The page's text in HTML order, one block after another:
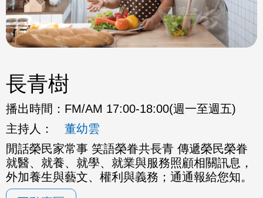
長青樹
播出時間： FM/AM 17:00-18:00(週一至週五)
主持人：
董幼雲
閒話榮民家常事 笑語榮眷共長青 傳遞榮民榮眷
就醫、就養、就學、就業與服務照顧相關訊息，
外加養生與藝文、權利與義務；通通報給您知。